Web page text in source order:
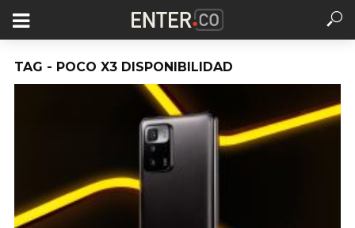
TAG - POCO X3 DISPONIBILIDAD